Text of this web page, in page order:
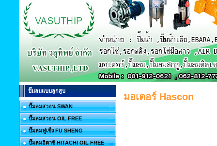
ปั๊มลมแบบลูกสูบ
ปั๊มลมสวอน SWAN
ปั๊มลมสวอน OIL FREE
ปั๊มลมฟูเช็ง FU SHENG
ปั๊มลมฮิตาชิ HITACHI OIL FREE
มอเตอร์ Hascon